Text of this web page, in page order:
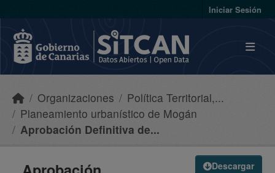
Iniciar Sesión
Organizaciones
Política Territorial,...
Planeamiento urbanístico de Mogán
Aprobación Definitiva de...
Descargar